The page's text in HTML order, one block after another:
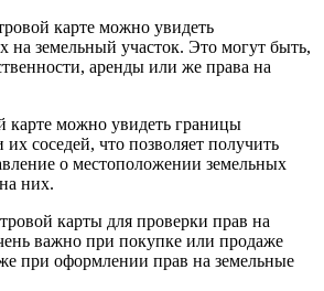
карте можно увидеть
земельный участок. Это могут быть,
аренды или же права на
карте можно увидеть границы
их соседей, что позволяет получить
о местоположении земельных
них.
карты для проверки прав на
важно при покупке или продаже
при оформлении прав на земельные